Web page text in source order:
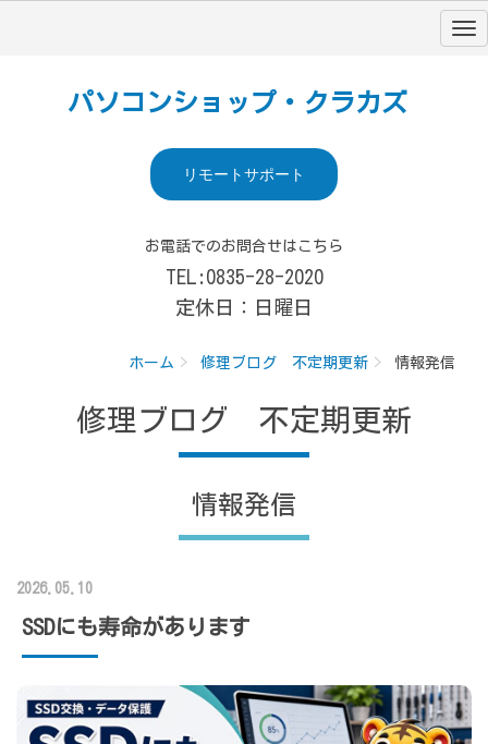
パソコンショップ・クラカズ
リモートサポート
お電話でのお問合せはこちら
TEL:0835-28-2020
定休日：日曜日
ホーム 修理ブログ 不定期更新 情報発信
修理ブログ 不定期更新
情報発信
2026.05.10
SSDにも寿命があります